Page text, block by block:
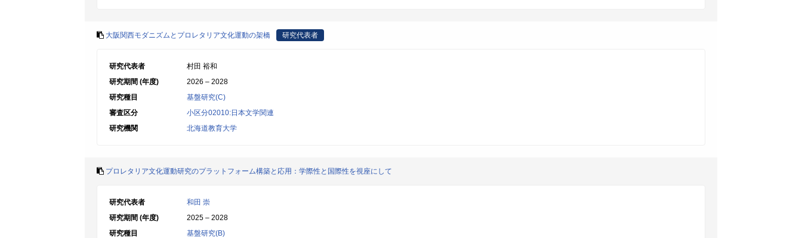
大阪関西モダニズムとプロレタリア文化運動の架橋 研究代表者
研究代表者
村田 裕和
研究期間 (年度)
2026 – 2028
研究種目
基盤研究(C)
審査区分
小区分02010:日本文学関連
研究機関
北海道教育大学
プロレタリア文化運動研究のプラットフォーム構築と応用：学際性と国際性を視座にして
研究代表者
和田 崇
研究期間 (年度)
2025 – 2028
研究種目
基盤研究(B)